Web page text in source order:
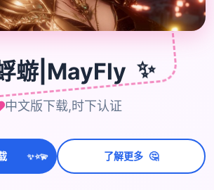
蝣|MayFly ✨
中文版下载,时下认证
✨⭐💫 了解更多 🤔